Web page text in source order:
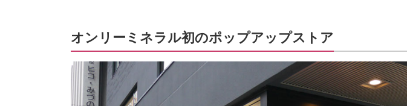
オンリーミネラル初のポップアップストア